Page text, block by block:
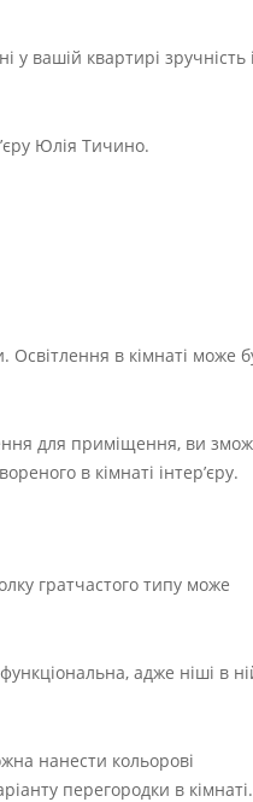
вашій квартирі зручність і
Юлія Тичино.
в кімнаті може
для приміщення, ви
в кімнаті інтер’єру.
гратчастого типу може
адже ніші в
нанести кольорові
перегородки в кімнаті.